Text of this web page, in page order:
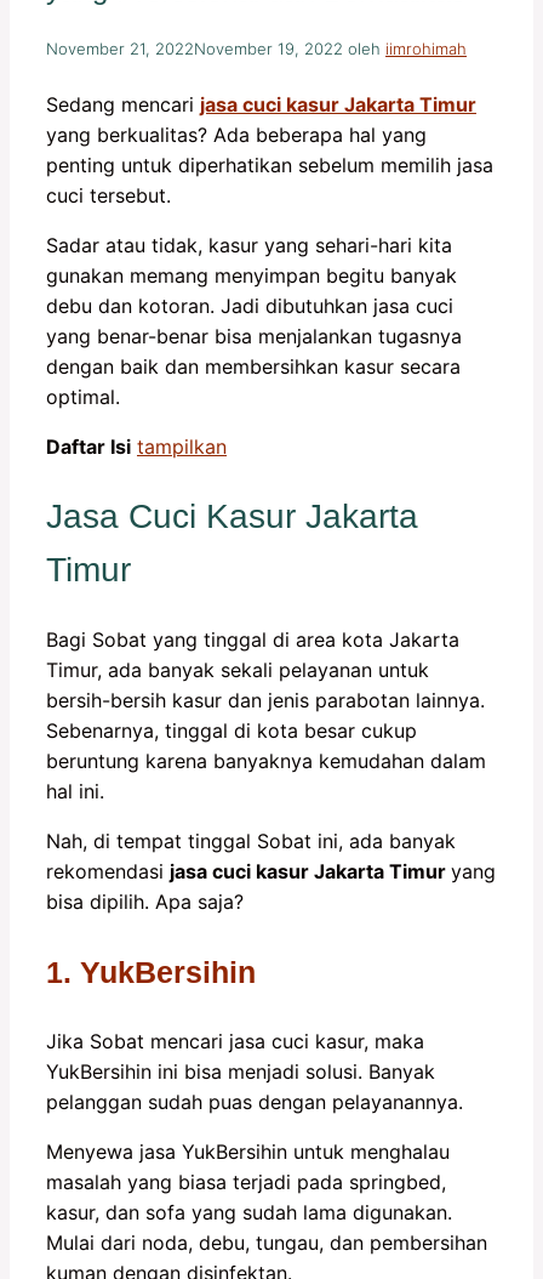
November 21, 2022November 19, 2022 oleh iimrohimah
Sedang mencari jasa cuci kasur Jakarta Timur
yang berkualitas? Ada beberapa hal yang
penting untuk diperhatikan sebelum memilih jasa
cuci tersebut.
Sadar atau tidak, kasur yang sehari-hari kita
gunakan memang menyimpan begitu banyak
debu dan kotoran. Jadi dibutuhkan jasa cuci
yang benar-benar bisa menjalankan tugasnya
dengan baik dan membersihkan kasur secara
optimal.
Daftar Isi tampilkan
Jasa Cuci Kasur Jakarta
Timur
Bagi Sobat yang tinggal di area kota Jakarta
Timur, ada banyak sekali pelayanan untuk
bersih-bersih kasur dan jenis parabotan lainnya.
Sebenarnya, tinggal di kota besar cukup
beruntung karena banyaknya kemudahan dalam
hal ini.
Nah, di tempat tinggal Sobat ini, ada banyak
rekomendasi jasa cuci kasur Jakarta Timur yang
bisa dipilih. Apa saja?
1. YukBersihin
Jika Sobat mencari jasa cuci kasur, maka
YukBersihin ini bisa menjadi solusi. Banyak
pelanggan sudah puas dengan pelayanannya.
Menyewa jasa YukBersihin untuk menghalau
masalah yang biasa terjadi pada springbed,
kasur, dan sofa yang sudah lama digunakan.
Mulai dari noda, debu, tungau, dan pembersihan
kuman dengan disinfektan.